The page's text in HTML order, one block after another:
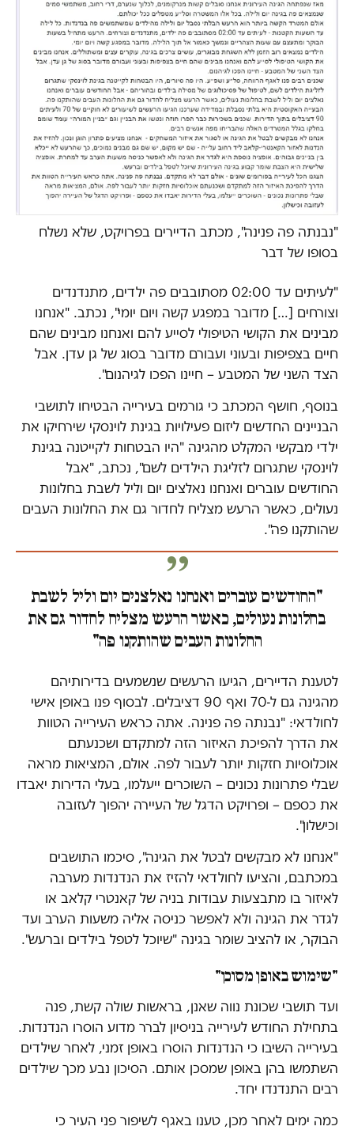
"נבנתה פה פנינה", מכתב הדיירים בפרויקט, שלא נשלח
בסופו של דבר
"לעיתים עד 02:00 מסתובבים פה ילדים, מתנדנדים
וצורחים […] מדובר במפגע קשה ויום יומי", נכתב. "אנחנו
מבינים את הקושי הטיפולי לסייע להם ואנחנו מבינים שהם
חיים בצפיפות ובעוני ועבורם מדובר בסוג של גן עדן. אבל
הצד השני של המטבע – חיינו הפכו לגיהנום".
בנוסף, חושף המכתב כי גורמים בעירייה הבטיחו לתושבי
הבניינים החדשים ליזום פעילויות בגינת לוינסקי שירחיקו את
ילדי מבקשי המקלט מהגינה "היו הבטחות לקייטנה בגינת
לוינסקי שתגרום לזליגת הילדים לשם", נכתב, "אבל
החודשים עוברים ואנחנו נאלצים יום וליל לשבת בחלונות
נעולים, כאשר הרעש מצליח לחדור גם את החלונות העבים
שהותקנו פה".
"החודשים עוברים ואנחנו נאלצנים יום וליל לשבת
בחלונות נעולים, כאשר הרעש מצליח לחדור גם את
החלונות העבים שהותקנו פה"
לטענת הדיירים, הגיעו הרעשים שנשמעים בדירותיהם
מהגינה גם ל-70 ואף 90 דציבלים. לבסוף פנו באופן אישי
לחולדאי: "נבנתה פה פנינה. אתה כראש העירייה הטוות
את הדרך להפיכת האיזור הזה למתקדם ושכנעתם
אוכלוסיות חזקות יותר לעבור לפה. אולם, המציאות מראה
שבלי פתרונות נכונים – השוכרים ייעלמו, בעלי הדירות יאבדו
את כספם – ופרויקט הדגל של העיירה יהפוך לעזובה
וכישלון".
"אנחנו לא מבקשים לבטל את הגינה", סיכמו התושבים
במכתבם, והציעו לחולדאי להזיז את הנדנדות מערבה
לאיזור בו מתבצעות עבודות בניה של קאנטרי קלאב או
לגדר את הגינה ולא לאפשר כניסה אליה משעות הערב ועד
הבוקר, או להציב שומר בגינה "שיוכל לטפל בילדים וברעש".
"שימוש באופן מסוכן"
ועד תושבי שכונת נווה שאנן, בראשות שולה קשת, פנה
בתחילת החודש לעירייה בניסיון לברר מדוע הוסרו הנדנדות.
בעירייה השיבו כי הנדנדות הוסרו באופן זמני, לאחר שילדים
השתמשו בהן באופן שמסכן אותם. הסיכון נבע מכך שילדים
רבים התנדנדו יחד.
כמה ימים לאחר מכן, טענו באגף לשיפור פני העיר כי